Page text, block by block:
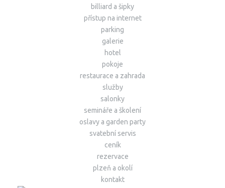
billiard a šipky
přístup na internet
parking
galerie
hotel
pokoje
restaurace a zahrada
služby
salonky
semináře a školení
oslavy a garden party
svatební servis
ceník
rezervace
plzeň a okolí
kontakt